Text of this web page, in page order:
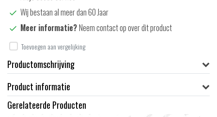
Wij bestaan al meer dan 60 Jaar
Meer informatie?Neem contact op over dit product
Toevoegen aan vergelijking
Productomschrijving
Product informatie
Gerelateerde Producten